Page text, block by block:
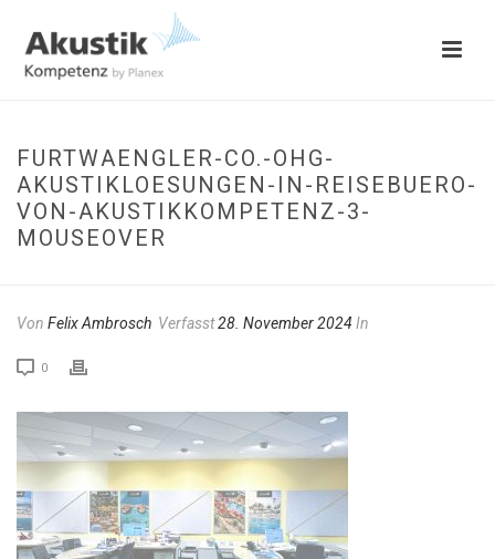
FURTWAENGLER-CO.-OHG-
AKUSTIKLOESUNGEN-IN-REISEBUERO-
VON-AKUSTIKKOMPETENZ-3-
MOUSEOVER
Von Felix Ambrosch Verfasst28. November 2024In
0